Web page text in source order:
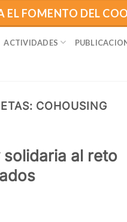
EL FOMENTO DEL
ACTIVIDADES
COHOUSING
al reto